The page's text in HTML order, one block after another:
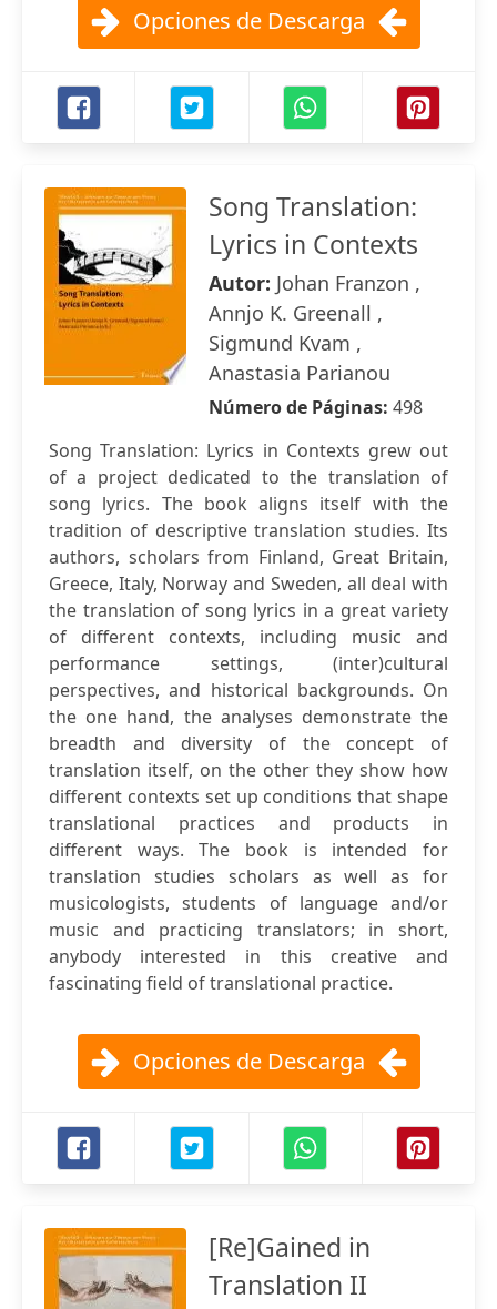
Opciones de Descarga
Song Translation:
Lyrics in Contexts
Autor: Johan Franzon ,
Annjo K. Greenall ,
Sigmund Kvam ,
Anastasia Parianou
Número de Páginas: 498
Song Translation: Lyrics in Contexts grew out
of a project dedicated to the translation of
song lyrics. The book aligns itself with the
tradition of descriptive translation studies. Its
authors, scholars from Finland, Great Britain,
Greece, Italy, Norway and Sweden, all deal with
the translation of song lyrics in a great variety
of different contexts, including music and
performance settings, (inter)cultural
perspectives, and historical backgrounds. On
the one hand, the analyses demonstrate the
breadth and diversity of the concept of
translation itself, on the other they show how
different contexts set up conditions that shape
translational practices and products in
different ways. The book is intended for
translation studies scholars as well as for
musicologists, students of language and/or
music and practicing translators; in short,
anybody interested in this creative and
fascinating field of translational practice.
Opciones de Descarga
[Re]Gained in
Translation II